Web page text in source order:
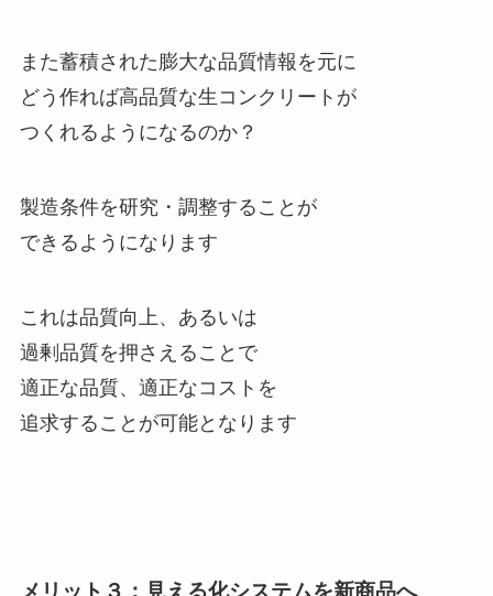
また蓄積された膨大な品質情報を元に
どう作れば高品質な生コンクリートが
つくれるようになるのか？
製造条件を研究・調整することが
できるようになります
これは品質向上、あるいは
過剰品質を押さえることで
適正な品質、適正なコストを
追求することが可能となります
メリット３：見える化システムを新商品へ